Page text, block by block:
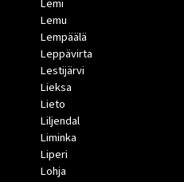
Lemi
Lemu
Lempäälä
Leppävirta
Lestijärvi
Lieksa
Lieto
Liljendal
Liminka
Liperi
Lohja